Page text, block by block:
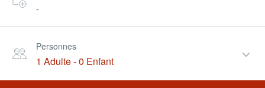
-
Personnes
1 Adulte-0 Enfant